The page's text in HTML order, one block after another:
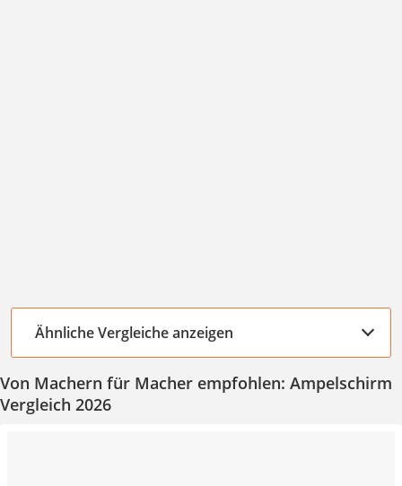
Ähnliche Vergleiche anzeigen
Von Machern für Macher empfohlen: Ampelschirm
Vergleich 2026